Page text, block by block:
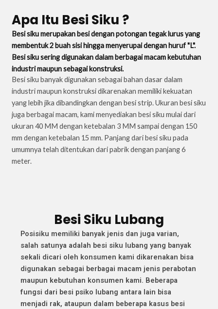
Apa Itu Besi Siku ?
Besi siku merupakan besi dengan potongan tegak lurus yang
membentuk 2 buah sisi hingga menyerupai dengan huruf "L".
Besi siku sering digunakan dalam berbagai macam kebutuhan
industri maupun sebagai konstruksi.
Besi siku banyak digunakan sebagai bahan dasar dalam
industri maupun konstruksi dikarenakan memiliki kekuatan
yang lebih jika dibandingkan dengan besi strip. Ukuran besi siku
juga berbagai macam, kami menyediakan besi siku mulai dari
ukuran 40 MM dengan ketebalan 3 MM sampai dengan 150
mm dengan ketebalan 15 mm. Panjang dari besi siku pada
umumnya telah ditentukan dari pabrik dengan panjang 6
meter.
Besi Siku Lubang
Posisiku memiliki banyak jenis dan juga varian,
salah satunya adalah besi siku lubang yang banyak
sekali dicari oleh konsumen kami dikarenakan bisa
digunakan sebagai berbagai macam jenis perabotan
maupun kebutuhan konsumen kami. Beberapa
fungsi dari besi psiko lubang antara lain bisa
menjadi rak, ataupun dalam beberapa kasus besi